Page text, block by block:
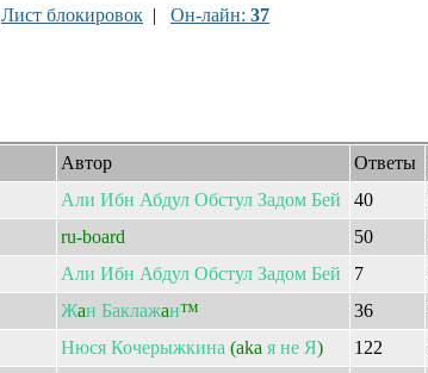
Лист блокировок | Он-лайн: 37
Автор Ответы
Али Ибн Абдул Обстул Задом Бей 40
ru-board 50
Али Ибн Абдул Обстул Задом Бей 7
Жaн Баклажaн™ 36
Нюся Кочерыжкина (aka я не Я) 122